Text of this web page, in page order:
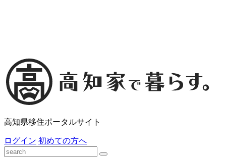
高知県移住ポータルサイト
ログイン 初めての方へ